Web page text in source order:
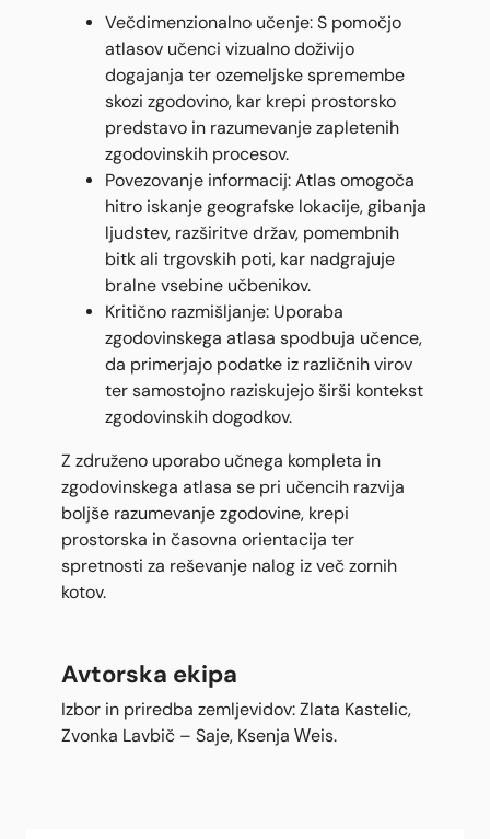
Večdimenzionalno učenje: S pomočjo
atlasov učenci vizualno doživijo
dogajanja ter ozemeljske spremembe
skozi zgodovino, kar krepi prostorsko
predstavo in razumevanje zapletenih
zgodovinskih procesov.
Povezovanje informacij: Atlas omogoča
hitro iskanje geografske lokacije, gibanja
ljudstev, razširitve držav, pomembnih
bitk ali trgovskih poti, kar nadgrajuje
bralne vsebine učbenikov.
Kritično razmišljanje: Uporaba
zgodovinskega atlasa spodbuja učence,
da primerjajo podatke iz različnih virov
ter samostojno raziskujejo širši kontekst
zgodovinskih dogodkov.
Z združeno uporabo učnega kompleta in
zgodovinskega atlasa se pri učencih razvija
boljše razumevanje zgodovine, krepi
prostorska in časovna orientacija ter
spretnosti za reševanje nalog iz več zornih
kotov.
Avtorska ekipa
Izbor in priredba zemljevidov: Zlata Kastelic,
Zvonka Lavbič – Saje, Ksenja Weis.